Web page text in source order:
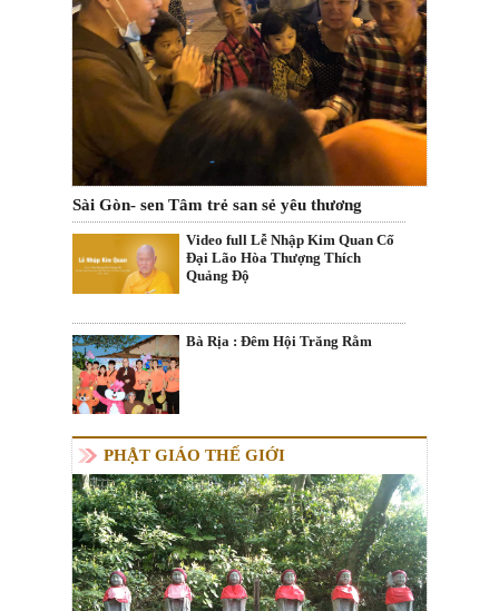
Sài Gòn- sen Tâm trẻ san sẻ yêu thương
Video full Lễ Nhập Kim Quan Cố
Đại Lão Hòa Thượng Thích
Quảng Độ
Bà Rịa : Đêm Hội Trăng Rằm
PHẬT GIÁO THẾ GIỚI